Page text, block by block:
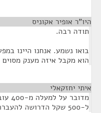
היו"ר אופיר אקוניס
תודה רבה.
בואו נשמע. אנחנו היינו
הוא מקבל איזה מענק
איתי יחזקאלי
ל-500 שקל הדרושה להעברה והקמת המפעל.